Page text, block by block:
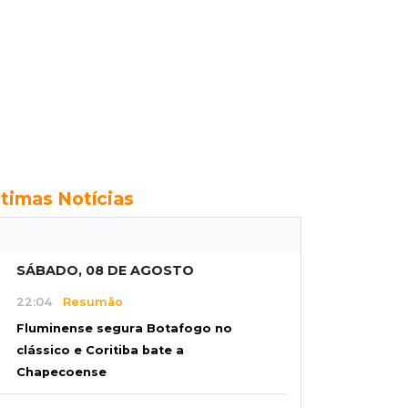
Notícias
SÁBADO, 08 DE AGOSTO
22:04 Resumão
Fluminense segura Botafogo no
clássico e Coritiba bate a
Chapecoense